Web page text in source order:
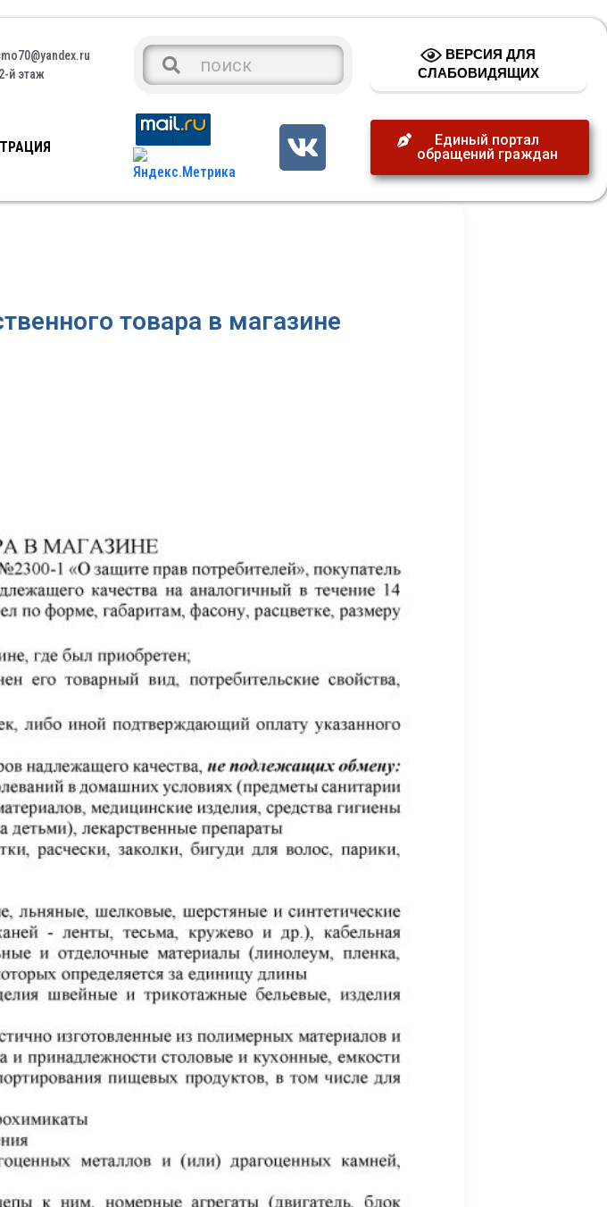
й этаж
ВЕРСИЯ ДЛЯ
СЛАБОВИДЯЩИХ
Единый портал
обращений граждан
товара в магазине